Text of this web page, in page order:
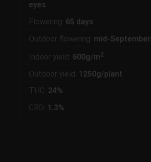
eyes
Flowering: 65 days
Outdoor flowering: mid-September
Indoor yield: 600g/m2
Outdoor yield: 1250g/plant
THC: 24%
CBD: 1.3%